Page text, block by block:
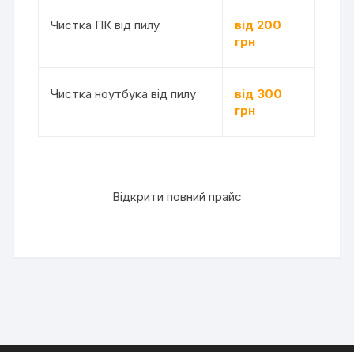
Чистка ПК від пилу
від 200
грн
Чистка ноутбука від пилу
від 300
грн
Відкрити повний прайс